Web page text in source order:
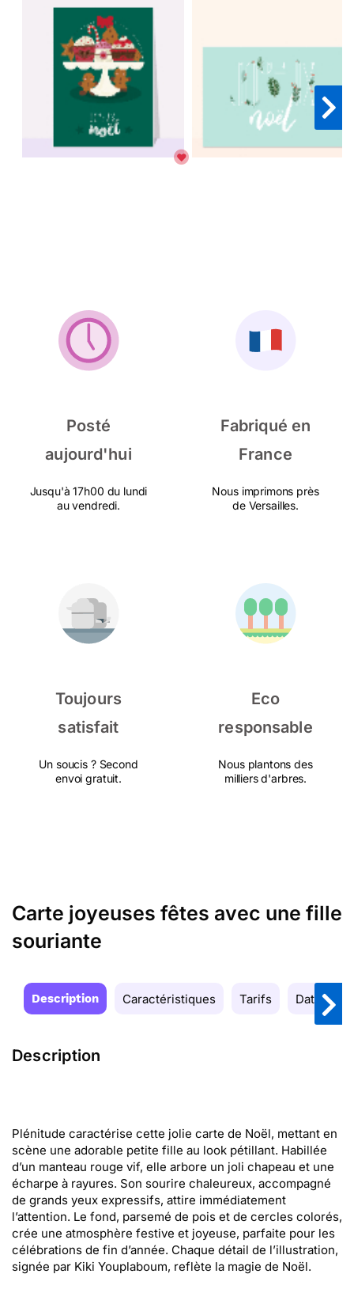
Posté
aujourd'hui
Jusqu'à 17h00 du lundi
au vendredi.
Fabriqué en
France
Nous imprimons près
de Versailles.
Toujours
satisfait
Un soucis ? Second
envoi gratuit.
Eco
responsable
Nous plantons des
milliers d'arbres.
Carte joyeuses fêtes avec une fille
souriante
Description Caractéristiques Tarifs Date de
Description
Plénitude caractérise cette jolie carte de Noël, mettant en
scène une adorable petite fille au look pétillant. Habillée
d’un manteau rouge vif, elle arbore un joli chapeau et une
écharpe à rayures. Son sourire chaleureux, accompagné
de grands yeux expressifs, attire immédiatement
l’attention. Le fond, parsemé de pois et de cercles colorés,
crée une atmosphère festive et joyeuse, parfaite pour les
célébrations de fin d’année. Chaque détail de l’illustration,
signée par Kiki Youplaboum, reflète la magie de Noël.